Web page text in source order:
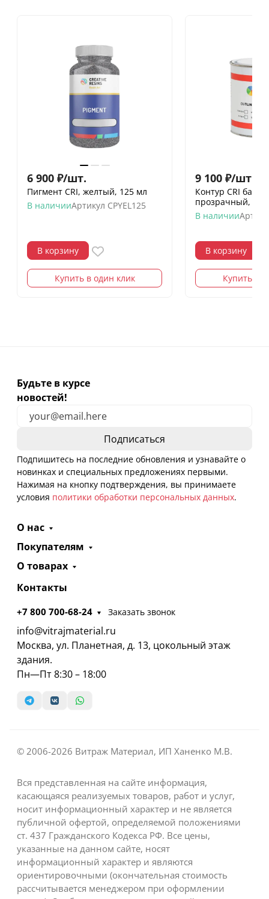
6 900 ₽/шт.
Пигмент CRI, желтый, 125 мл
В наличииАртикул CPYEL125
В корзину
Купить в один клик
9 100 ₽/шт.
Контур CRI база
прозрачный, 1 л
В наличии
В корзину
Купить в
Будьте в курсе
новостей!
Подпишитесь на последние обновления и узнавайте о
новинках и специальных предложениях первыми.
Нажимая на кнопку подтверждения, вы принимаете
условия политики обработки персональных данных.
О нас
Покупателям
О товарах
Контакты
+7 800 700-68-24 Заказать звонок
info@vitrajmaterial.ru
Москва, ул. Планетная, д. 13, цокольный этаж
здания.
Пн—Пт 8:30 – 18:00
© 2006-2026 Витраж Материал, ИП Ханенко М.В.
Вся представленная на сайте информация,
касающаяся реализуемых товаров, работ и услуг,
носит информационный характер и не является
публичной офертой, определяемой положениями
ст. 437 Гражданского Кодекса РФ. Все цены,
указанные на данном сайте, носят
информационный характер и являются
ориентировочными (окончательная стоимость
рассчитывается менеджером при оформлении